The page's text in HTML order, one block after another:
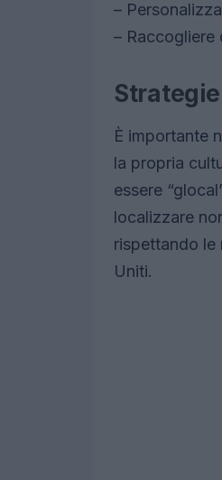
–
–
È importante
la propria
essere
localizzare
rispettando le
Uniti.